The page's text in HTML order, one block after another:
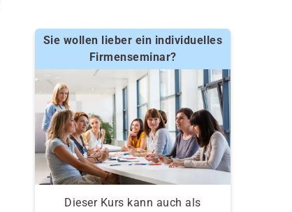
Sie wollen lieber ein individuelles
Firmenseminar?
Dieser Kurs kann auch als